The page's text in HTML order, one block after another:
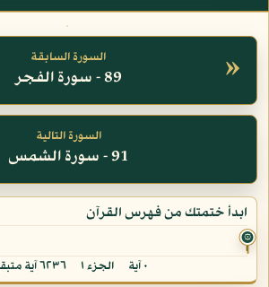
» السورة السابقة
89 - سورة الفجر
السورة التالية
91 - سورة الشمس
ابدأ ختمتك من فهرس القرآن
۞
٠ آية الجزء ١ ٦٢٣٦ آية متبقية